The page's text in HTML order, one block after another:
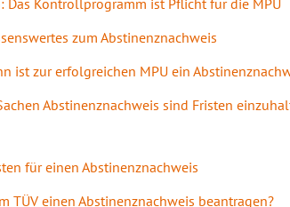
Das Kontrollprogramm ist Pflicht für die MPU
zum Abstinenznachweis
ist zur erfolgreichen MPU ein
Abstinenznachweis sind Fristen
für einen Abstinenznachweis
TÜV einen Abstinenznachweis beantragen?